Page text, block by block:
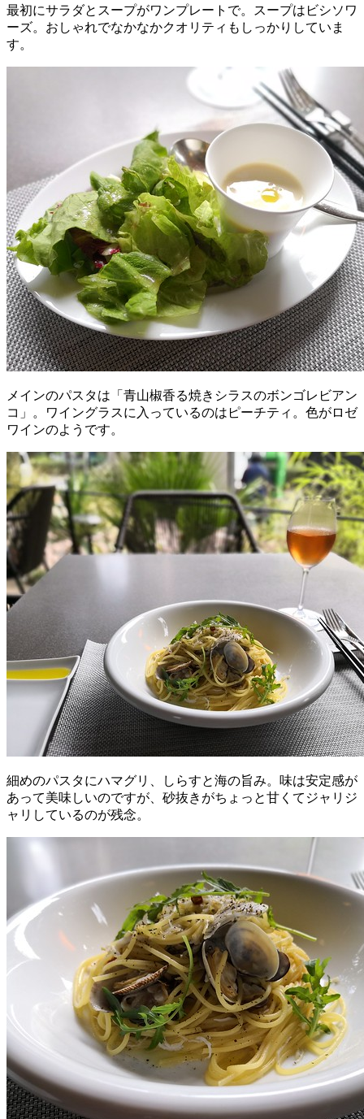
最初にサラダとスープがワンプレートで。スープはビシソワ
ーズ。おしゃれでなかなかクオリティもしっかりしていま
す。
メインのパスタは「青山椒香る焼きシラスのボンゴレビアン
コ」。ワイングラスに入っているのはピーチティ。色がロゼ
ワインのようです。
細めのパスタにハマグリ、しらすと海の旨み。味は安定感が
あって美味しいのですが、砂抜きがちょっと甘くてジャリジ
ャリしているのが残念。